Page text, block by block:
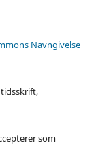
Navngivelse
som